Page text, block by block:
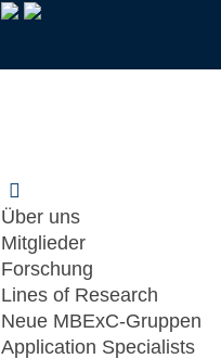
Über uns
Mitglieder
Forschung
Lines of Research
Neue MBExC-Gruppen
Application Specialists